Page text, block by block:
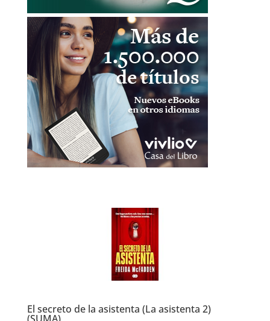
El secreto de la asistenta (La asistenta 2)